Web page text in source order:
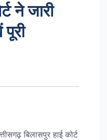
ने जारी
बिलासपुर हाई कोर्ट